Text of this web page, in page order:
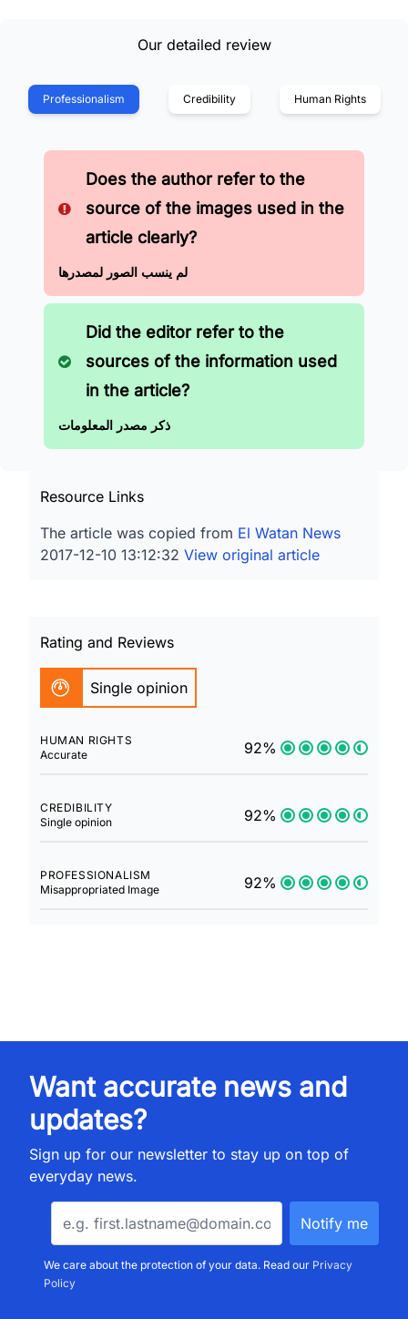
Our detailed review
Professionalism Credibility Human Rights
Does the author refer to the
source of the images used in the
article clearly?
لم ينسب الصور لمصدرها
Did the editor refer to the
sources of the information used
in the article?
ذكر مصدر المعلومات
Resource Links
The article was copied from El Watan News
2017-12-10 13:12:32 View original article
Rating and Reviews
Single opinion
HUMAN RIGHTS
Accurate
92%
CREDIBILITY
Single opinion
92%
PROFESSIONALISM
Misappropriated Image
92%
Want accurate news and
updates?
Sign up for our newsletter to stay up on top of
everyday news.
We care about the protection of your data. Read our Privacy
Policy